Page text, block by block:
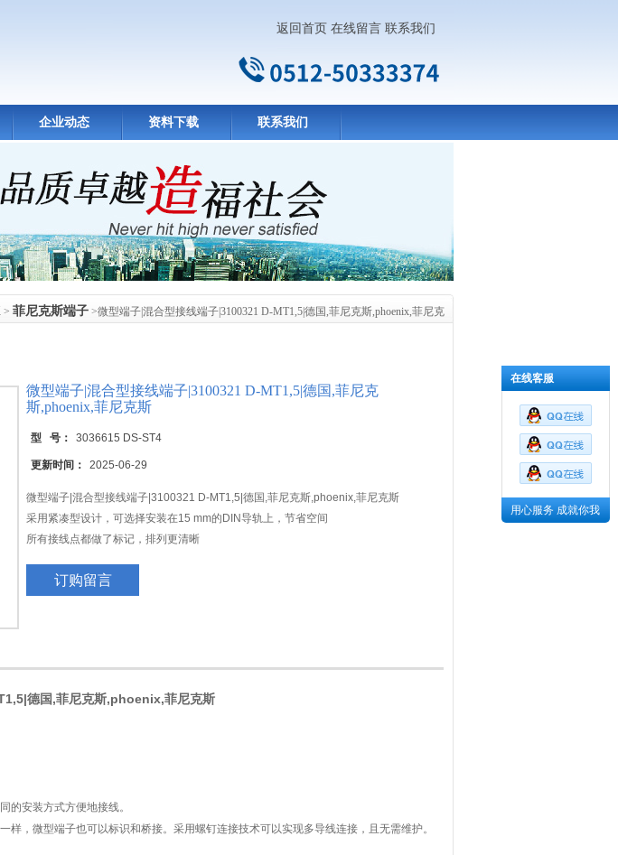
返回首页 在线留言 联系我们
企业动态 资料下载 联系我们
> 菲尼克斯端子 >微型端子|混合型接线端子|3100321 D-MT1,5|德国,菲尼克斯,phoenix,菲尼克
微型端子|混合型接线端子|3100321 D-MT1,5|德国,菲尼克
斯,phoenix,菲尼克斯
型 号： 3036615 DS-ST4
更新时间： 2025-06-29
微型端子|混合型接线端子|3100321 D-MT1,5|德国,菲尼克斯,phoenix,菲尼克斯
采用紧凑型设计，可选择安装在15 mm的DIN导轨上，节省空间
所有接线点都做了标记，排列更清晰
订购留言
德国,菲尼克斯,phoenix,菲尼克斯
的安装方式方便地接线。
样，微型端子也可以标识和桥接。采用螺钉连接技术可以实现多导线连接，且无需维护。
在线客服
用心服务 成就你我